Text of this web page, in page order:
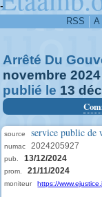
-
RSS A
Arrêté Du
novembre 2024
publié le 13
source service public de
numac 2024205927
pub. 13/12/2024
prom. 21/11/2024
moniteur https://